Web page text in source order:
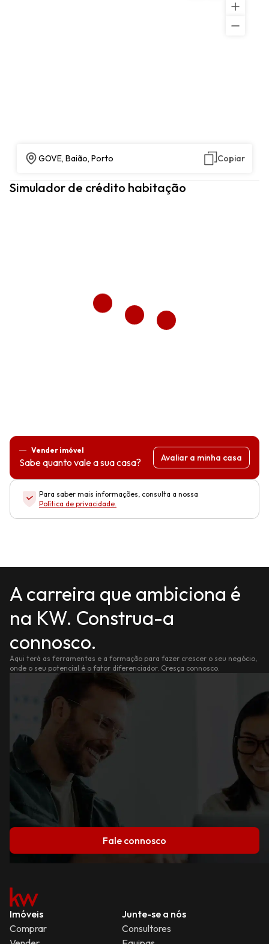
GOVE, Baião, Porto Copiar
Simulador de crédito habitação
Vender imóvel
Sabe quanto vale a sua casa? Avaliar a minha casa
Para saber mais informações, consulta a nossa
Política de privacidade.
A carreira que ambiciona é
na KW. Construa-a
connosco.
Aqui terá as ferramentas e a formação para fazer crescer o seu negócio,
onde o seu potencial é o fator diferenciador. Cresça connosco.
Fale connosco
Imóveis
Comprar
Junte-se a nós
Consultores